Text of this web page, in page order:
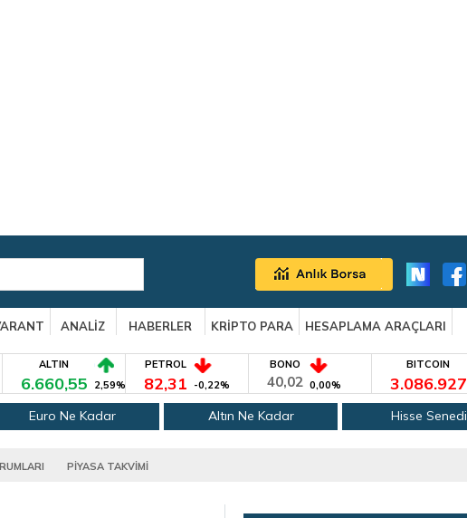
ANALİZ HABERLER KRİPTO PARA
HESAPLAMA ARAÇLARI
ALTIN
6.660,55 2,59%
PETROL
82,31 -0,22%
BONO
40,02 0,00%
BITCOIN
3.086.927
Euro Ne Kadar Altın Ne Kadar Hisse Senedi
PİYASA TAKVİMİ